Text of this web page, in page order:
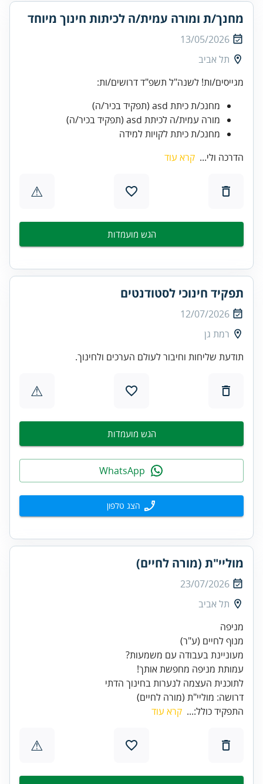
מחנך/ת ומורה עמית/ה לכיתות חינוך מיוחד
13/05/2026
תל אביב
מגייסים/ות! לשנה"ל תשפ"ד דרושים/ות:
מחנכ/ת כיתת asd (תפקיד בכיר/ה)
מורה עמית/ה לכיתת asd (תפקיד בכיר/ה)
מחנכ/ת כיתת לקויות למידה
הדרכה ולי... קרא עוד
⚠
הגש מועמדות
תפקיד חינוכי לסטודנטים
12/07/2026
רמת גן
תודעת שליחות וחיבור לעולם הערכים ולחינוך.
⚠
הגש מועמדות
הצג טלפון
מוליי"ת (מורה לחיים)
23/07/2026
תל אביב
מנוף לחיים (ע"ר)
עמותת מניפה מחפשת אותך!
דרושה: מוליי"ת (מורה לחיים)
התפקיד כולל:... קרא עוד
⚠